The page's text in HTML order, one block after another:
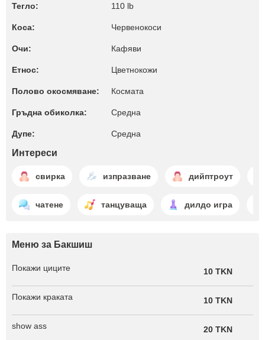
Тегло: 110 lb
Коса: Червенокоси
Очи: Кафяви
Етнос: Цветнокожи
Полово окосмяване: Космата
Гръдна обиколка: Среднa
Дупе: Среднa
Интереси
свирка изпразване дийптроут
чатене танцуваща дилдо игра
Меню за Бакшиш
Покажи циците 10 TKN
Покажи краката 10 TKN
show ass 20 TKN